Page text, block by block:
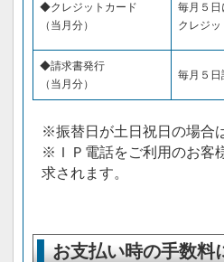
◆クレジットカード
（当月分）
毎月５日
クレジ
◆請求書発行
（当月分）
毎月５日
※振替日が土日祝日の場合
※ＩＰ電話をご利用のお客
求されます。
お支払い時の手数料